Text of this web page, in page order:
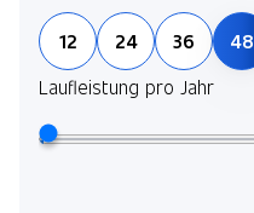
12 24 36 48
Laufleistung pro Jahr